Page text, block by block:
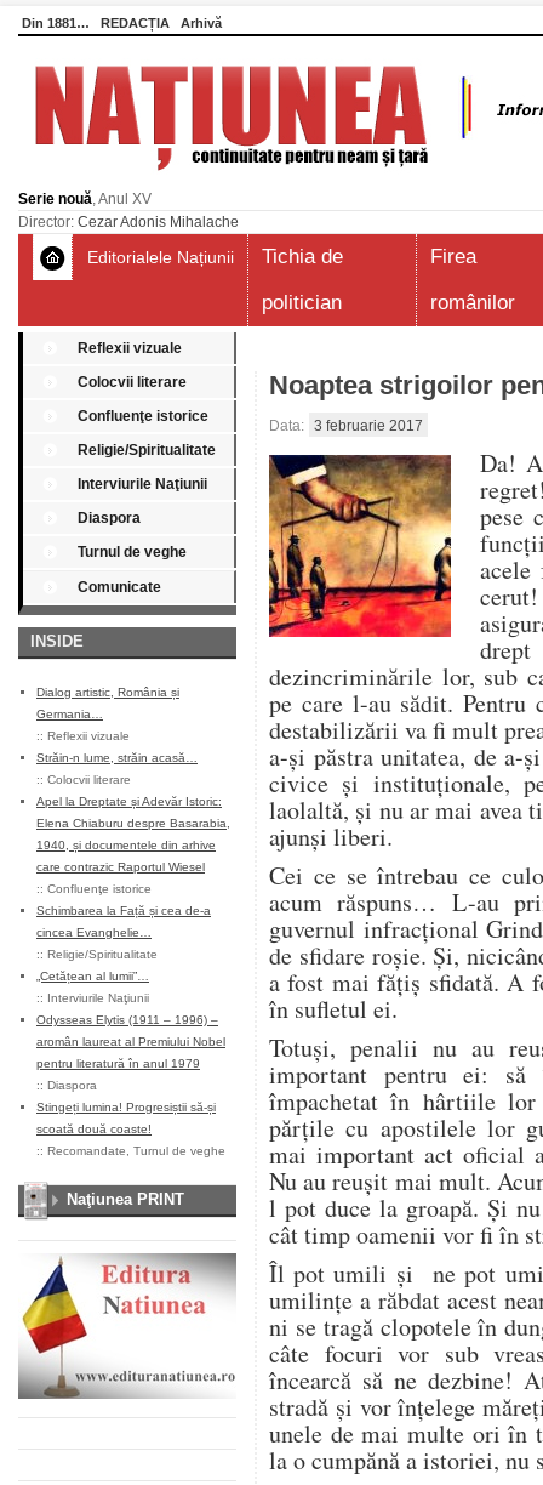
Din 1881… REDACȚIA Arhivă
Serie nouă, Anul XV
Director: Cezar Adonis Mihalache
Editorialele Națiunii
Tichia de
politician
Firea
românilor
Reflexii vizuale
Colocvii literare
Confluenţe istorice
Religie/Spiritualitate
Interviurile Naţiunii
Diaspora
Turnul de veghe
Comunicate
INSIDE
Dialog artistic, România și
Germania…
:: Reflexii vizuale
Străin-n lume, străin acasă…
:: Colocvii literare
Apel la Dreptate și Adevăr Istoric:
Elena Chiaburu despre Basarabia,
1940, și documentele din arhive
care contrazic Raportul Wiesel
:: Confluenţe istorice
Schimbarea la Față și cea de-a
cincea Evanghelie…
:: Religie/Spiritualitate
„Cetățean al lumii”…
:: Interviurile Naţiunii
Odysseas Elytis (1911 – 1996) –
aromân laureat al Premiului Nobel
pentru literatură în anul 1979
:: Diaspora
Stingeți lumina! Progresiștii să-și
scoată două coaste!
:: Recomandate Turnul de veghe
Naţiunea PRINT
Noaptea strigoilor
Data: 3 februarie 2017
Da!
pese
dezincriminările lor, sub
pe care l-au sădit. Pentru
destabilizării va fi mult
a-și păstra unitatea, de
civice și instituționale,
laolaltă, și nu ar mai avea
ajunși liberi.
Cei ce se întrebau ce
acum răspuns… L-au
guvernul infracțional
de sfidare roșie. Și,
a fost mai fățiș sfidată. A
în sufletul ei.
Totuși, penalii nu au
important pentru ei: să
împachetat în hârtiile
părțile cu apostilele lor
mai important act oficial
Nu au reușit mai mult.
l pot duce la groapă. Și
cât timp oamenii vor fi în
Îl pot umili și ne pot
umilințe a răbdat acest
ni se tragă clopotele în
câte focuri vor sub
încearcă să ne dezbine!
stradă și vor înțelege
unele de mai multe ori în
la o cumpănă a istoriei, nu